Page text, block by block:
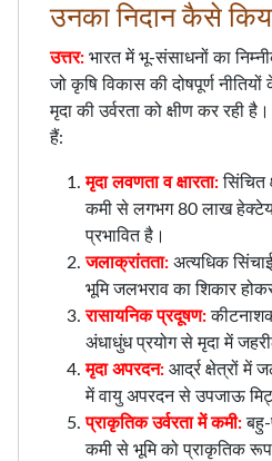
उनका निदान कैसे
उत्तर: भारत में भू-संसाधनों का
जो कृषि विकास की दोषपूर्ण
मृदा की उर्वरता को क्षीण कर रही
हैं:
मृदा लवणता व क्षारता:सिंचित
कमी से लगभग 80 लाख
प्रभावित है।
जलाक्रांतता: अत्यधिक
भूमि जलभराव का शिकार
रासायनिक प्रदूषण:
अंधाधुंध प्रयोग से मृदा में
मृदा अपरदन: आर्द्र क्षेत्रों में
में वायु अपरदन से उपजाऊ
प्राकृतिक उर्वरता में कमी:
कमी से भूमि को प्राकृतिक रूप